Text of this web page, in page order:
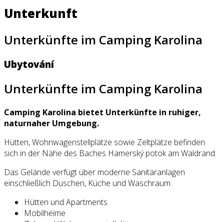
Unterkunft
Unterkünfte im Camping Karolina
Ubytování
Unterkünfte im Camping Karolina
Camping Karolina bietet Unterkünfte in ruhiger,
naturnaher Umgebung.
Hütten, Wohnwagenstellplätze sowie Zeltplätze befinden
sich in der Nähe des Baches Hamerský potok am Waldrand.
Das Gelände verfügt über moderne Sanitäranlagen
einschließlich Duschen, Küche und Waschraum.
Hütten und Apartments
Mobilheime